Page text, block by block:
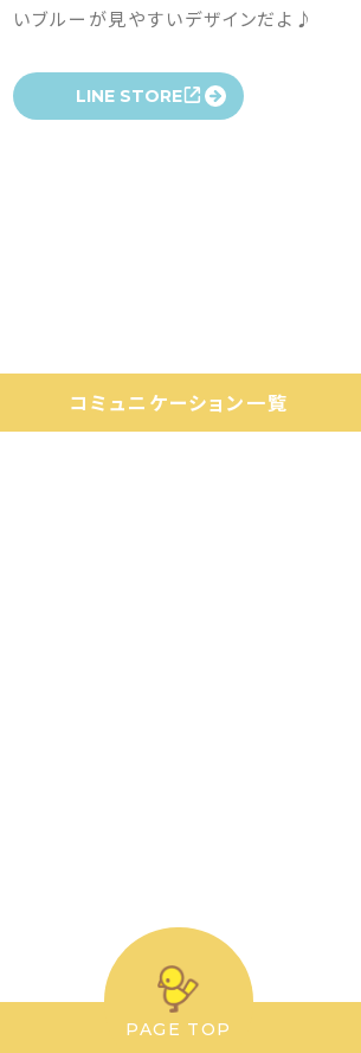
いブルーが見やすいデザインだよ♪
LINE STORE
コミュニケーション一覧
PAGE TOP